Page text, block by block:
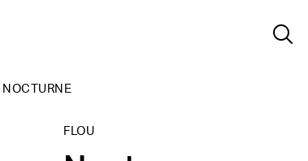
NOCTURNE
FLOU